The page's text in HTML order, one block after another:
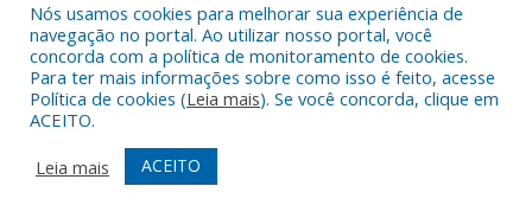
Todos os direitos reservados a Câmara Municipal de Alenquer.
Mapa do Site
Acessar Área Administrativa
Acessar Webmail
Nós usamos cookies para melhorar sua experiência de
navegação no portal. Ao utilizar nosso portal, você
concorda com a política de monitoramento de cookies.
Para ter mais informações sobre como isso é feito, acesse
Política de cookies (Leia mais). Se você concorda, clique em
ACEITO.
Leia mais
ACEITO